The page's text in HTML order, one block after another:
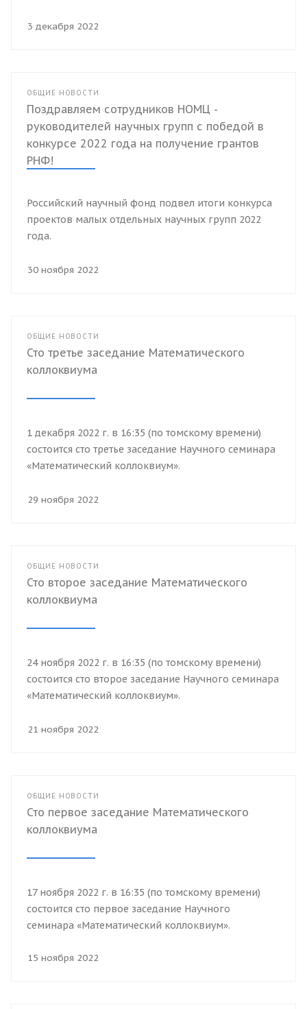
3 декабря 2022
ОБЩИЕ НОВОСТИ
Поздравляем сотрудников НОМЦ -
руководителей научных групп с победой в
конкурсе 2022 года на получение грантов
РНФ!
Российский научный фонд подвел итоги конкурса
проектов малых отдельных научных групп 2022
года.
30 ноября 2022
ОБЩИЕ НОВОСТИ
Сто третье заседание Математического
коллоквиума
1 декабря 2022 г. в 16:35 (по томскому времени)
состоится сто третье заседание Научного семинара
«Математический коллоквиум».
29 ноября 2022
ОБЩИЕ НОВОСТИ
Сто второе заседание Математического
коллоквиума
24 ноября 2022 г. в 16:35 (по томскому времени)
состоится сто второе заседание Научного семинара
«Математический коллоквиум».
21 ноября 2022
ОБЩИЕ НОВОСТИ
Сто первое заседание Математического
коллоквиума
17 ноября 2022 г. в 16:35 (по томскому времени)
состоится сто первое заседание Научного
семинара «Математический коллоквиум».
15 ноября 2022